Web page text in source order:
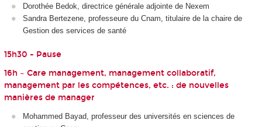
Dorothée Bedok, directrice générale adjointe de Nexem
Sandra Bertezene, professeure du Cnam, titulaire de la chaire de
Gestion des services de santé
15h30 - Pause
16h – Care management, management collaboratif,
management par les compétences, etc. : de nouvelles
manières de manager
Mohammed Bayad, professeur des universités en sciences de